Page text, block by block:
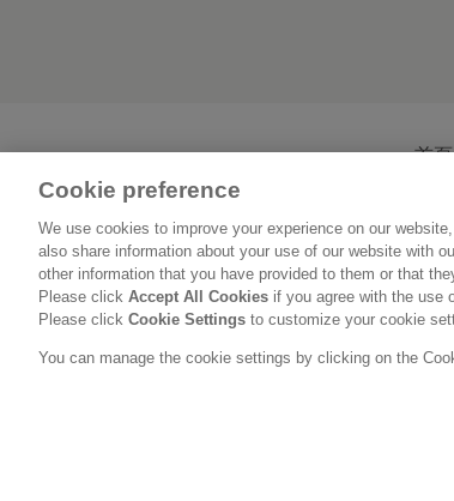
首頁
Cookie preference
We use cookies to improve your experience on our
also share information about your use of our website with
other information that you have provided to them or that
Please click Accept All Cookies if you agree with the use
Please click Cookie Settings to customize your cookie
You can manage the cookie settings by clicking on the